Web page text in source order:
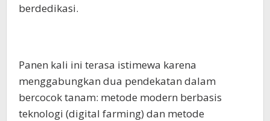
berdedikasi.
Panen kali ini terasa istimewa karena
menggabungkan dua pendekatan dalam
bercocok tanam: metode modern berbasis
teknologi (digital farming) dan metode